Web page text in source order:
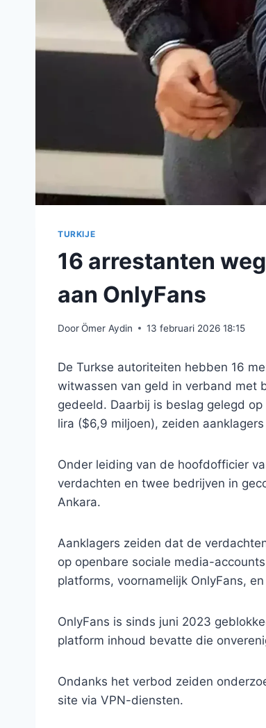
TURKIJE
16 arrestanten
aan OnlyFans
DoorÖmer Aydin 13 februari 2026 18:15
De Turkse autoriteiten hebben 16
witwassen van geld in verband met
gedeeld. Daarbij is beslag gelegd
lira ($6,9 miljoen), zeiden
Onder leiding van de hoofdofficier
verdachten en twee bedrijven in
Ankara.
Aanklagers zeiden dat de
op openbare sociale media-
platforms, voornamelijk OnlyFans,
OnlyFans is sinds juni 2023
platform inhoud bevatte die
Ondanks het verbod zeiden
site via VPN-diensten.